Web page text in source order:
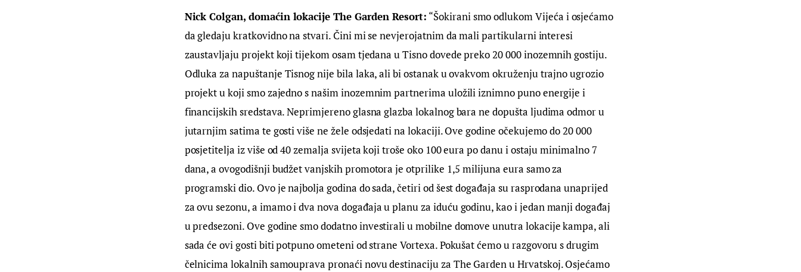
Nick Colgan, domaćin lokacije The Garden Resort: “Šokirani smo odlukom Vijeća i osjećamo
da gledaju kratkovidno na stvari. Čini mi se nevjerojatnim da mali partikularni interesi
zaustavljaju projekt koji tijekom osam tjedana u Tisno dovede preko 20 000 inozemnih gostiju.
Odluka za napuštanje Tisnog nije bila laka, ali bi ostanak u ovakvom okruženju trajno ugrozio
projekt u koji smo zajedno s našim inozemnim partnerima uložili iznimno puno energije i
financijskih sredstava. Neprimjereno glasna glazba lokalnog bara ne dopušta ljudima odmor u
jutarnjim satima te gosti više ne žele odsjedati na lokaciji. Ove godine očekujemo do 20 000
posjetitelja iz više od 40 zemalja svijeta koji troše oko 100 eura po danu i ostaju minimalno 7
dana, a ovogodišnji budžet vanjskih promotora je otprilike 1,5 milijuna eura samo za
programski dio. Ovo je najbolja godina do sada, četiri od šest događaja su rasprodana unaprijed
za ovu sezonu, a imamo i dva nova događaja u planu za iduću godinu, kao i jedan manji događaj
u predsezoni. Ove godine smo dodatno investirali u mobilne domove unutra lokacije kampa, ali
sada će ovi gosti biti potpuno ometeni od strane Vortexa. Pokušat ćemo u razgovoru s drugim
čelnicima lokalnih samouprava pronaći novu destinaciju za The Garden u Hrvatskoj. Osjećamo